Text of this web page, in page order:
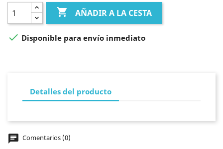
 AÑADIR A LA CESTA
 Disponible para envío inmediato
Detalles del producto
chat Comentarios (0)